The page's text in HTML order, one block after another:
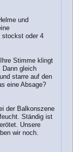
und
stockst oder 4
Stimme klingt
gleich
starre auf den
eine Absage?
der Balkonszene
Ständig ist
Unsere
wir noch.